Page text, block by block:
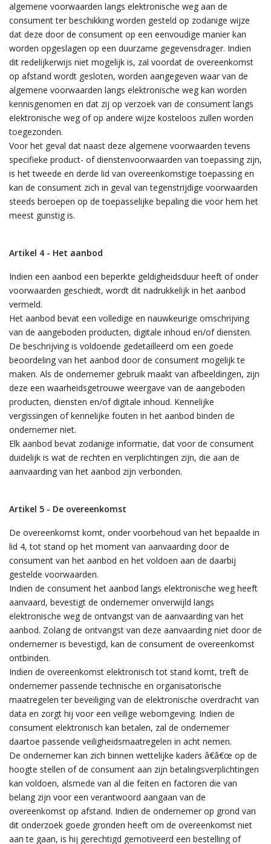
algemene voorwaarden langs elektronische weg aan de
consument ter beschikking worden gesteld op zodanige wijze
dat deze door de consument op een eenvoudige manier kan
worden opgeslagen op een duurzame gegevensdrager. Indien
dit redelijkerwijs niet mogelijk is, zal voordat de overeenkomst
op afstand wordt gesloten, worden aangegeven waar van de
algemene voorwaarden langs elektronische weg kan worden
kennisgenomen en dat zij op verzoek van de consument langs
elektronische weg of op andere wijze kosteloos zullen worden
toegezonden.
Voor het geval dat naast deze algemene voorwaarden tevens
specifieke product- of dienstenvoorwaarden van toepassing zijn,
is het tweede en derde lid van overeenkomstige toepassing en
kan de consument zich in geval van tegenstrijdige voorwaarden
steeds beroepen op de toepasselijke bepaling die voor hem het
meest gunstig is.
Artikel 4 - Het aanbod
Indien een aanbod een beperkte geldigheidsduur heeft of onder
voorwaarden geschiedt, wordt dit nadrukkelijk in het aanbod
vermeld.
Het aanbod bevat een volledige en nauwkeurige omschrijving
van de aangeboden producten, digitale inhoud en/of diensten.
De beschrijving is voldoende gedetailleerd om een goede
beoordeling van het aanbod door de consument mogelijk te
maken. Als de ondernemer gebruik maakt van afbeeldingen, zijn
deze een waarheidsgetrouwe weergave van de aangeboden
producten, diensten en/of digitale inhoud. Kennelijke
vergissingen of kennelijke fouten in het aanbod binden de
ondernemer niet.
Elk aanbod bevat zodanige informatie, dat voor de consument
duidelijk is wat de rechten en verplichtingen zijn, die aan de
aanvaarding van het aanbod zijn verbonden.
Artikel 5 - De overeenkomst
De overeenkomst komt, onder voorbehoud van het bepaalde in
lid 4, tot stand op het moment van aanvaarding door de
consument van het aanbod en het voldoen aan de daarbij
gestelde voorwaarden.
Indien de consument het aanbod langs elektronische weg heeft
aanvaard, bevestigt de ondernemer onverwijld langs
elektronische weg de ontvangst van de aanvaarding van het
aanbod. Zolang de ontvangst van deze aanvaarding niet door de
ondernemer is bevestigd, kan de consument de overeenkomst
ontbinden.
Indien de overeenkomst elektronisch tot stand komt, treft de
ondernemer passende technische en organisatorische
maatregelen ter beveiliging van de elektronische overdracht van
data en zorgt hij voor een veilige webomgeving. Indien de
consument elektronisch kan betalen, zal de ondernemer
daartoe passende veiligheidsmaatregelen in acht nemen.
De ondernemer kan zich binnen wettelijke kaders â€â€œ op de
hoogte stellen of de consument aan zijn betalingsverplichtingen
kan voldoen, alsmede van al die feiten en factoren die van
belang zijn voor een verantwoord aangaan van de
overeenkomst op afstand. Indien de ondernemer op grond van
dit onderzoek goede gronden heeft om de overeenkomst niet
aan te gaan, is hij gerechtigd gemotiveerd een bestelling of